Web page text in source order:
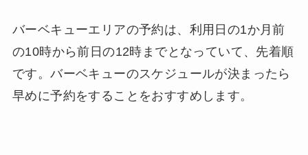
バーベキューエリアの予約は、利用日の1か月前
の10時から前日の12時までとなっていて、先着順
です。バーベキューのスケジュールが決まったら
早めに予約をすることをおすすめします。